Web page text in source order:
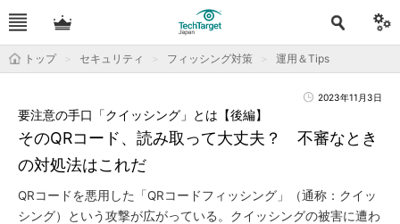
トップ セキュリティ フィッシング対策 運用＆Tips
2023年11月3日
そのQRコード、読み取って大丈夫？ 不審なとき
の対処法はこれだ
要注意の手口「クイッシング」とは【後編】
QRコードを悪用した「QRコードフィッシング」（通称：クイッ
シング）という攻撃が広がっている。クイッシングの被害に遭わ